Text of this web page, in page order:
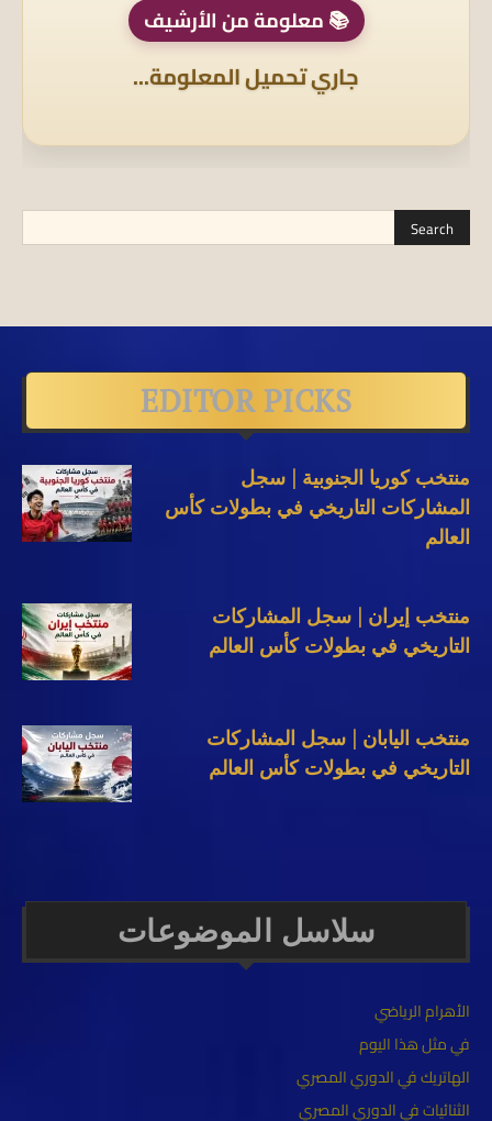
📚 معلومة من الأرشيف
جاري تحميل المعلومة...
EDITOR PICKS
منتخب كوريا الجنوبية | سجل
المشاركات التاريخي في بطولات كأس
العالم
منتخب إيران | سجل المشاركات
التاريخي في بطولات كأس العالم
منتخب اليابان | سجل المشاركات
التاريخي في بطولات كأس العالم
سلاسل الموضوعات
الأهرام الرياضي
في مثل هذا اليوم
الهاتريك في الدوري المصري
الثنائيات في الدوري المصري